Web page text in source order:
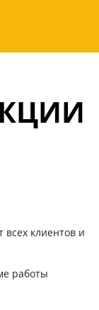
всех клиентов и
работы